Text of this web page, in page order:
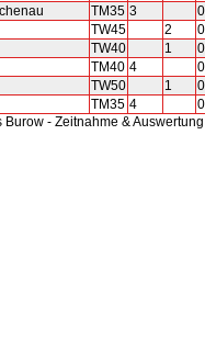
TM35 3
TW45 2
TW40 1
TM40 4
TW50 1
TM35 4
- Zeitnahme &